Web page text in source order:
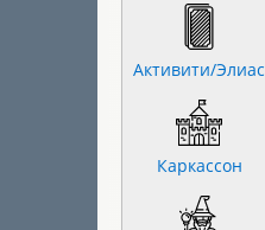
Активити/Элиас
Каркассон